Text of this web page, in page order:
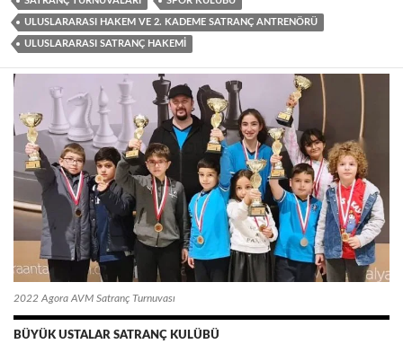
ULUSLARARASI HAKEM VE 2. KADEME SATRANÇ ANTRENÖRÜ
ULUSLARARASI SATRANÇ HAKEMI
2022 Agora AVM Satranç Turnuvası
BÜYÜK USTALAR SATRANÇ KULÜBÜ